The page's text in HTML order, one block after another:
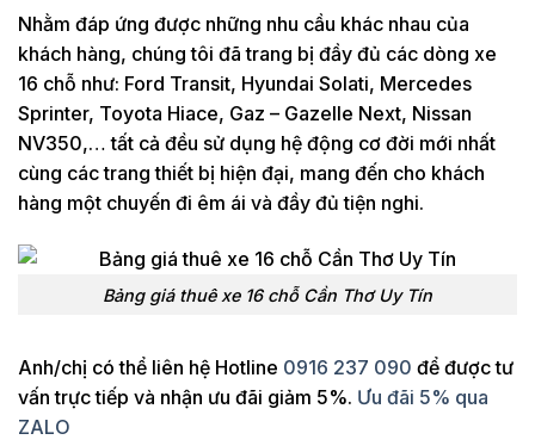
Nhằm đáp ứng được những nhu cầu khác nhau của
khách hàng, chúng tôi đã trang bị đầy đủ các dòng xe
16 chỗ như: Ford Transit, Hyundai Solati, Mercedes
Sprinter, Toyota Hiace, Gaz – Gazelle Next, Nissan
NV350,… tất cả đều sử dụng hệ động cơ đời mới nhất
cùng các trang thiết bị hiện đại, mang đến cho khách
hàng một chuyến đi êm ái và đầy đủ tiện nghi.
Bảng giá thuê xe 16 chỗ Cần Thơ Uy Tín
Anh/chị có thể liên hệ Hotline 0916 237 090 để được tư
vấn trực tiếp và nhận ưu đãi giảm 5%. Ưu đãi 5% qua
ZALO